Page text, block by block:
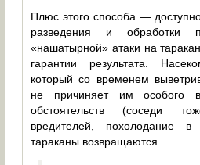
Плюс этого способа —
разведения и обработки
«нашатырной» атаки на
гарантии результата.
который со временем
не причиняет им особого
обстоятельств (соседи
вредителей, похолодание
тараканы возвращаются.